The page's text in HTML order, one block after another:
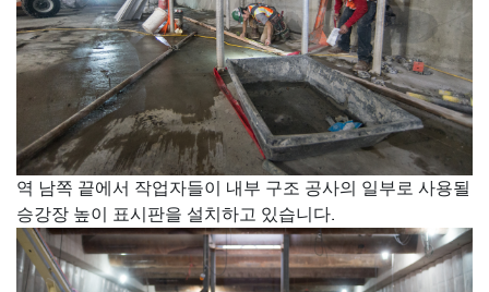
역 남쪽 끝에서 작업자들이 내부 구조 공사의 일부로 사용될
승강장 높이 표시판을 설치하고 있습니다.